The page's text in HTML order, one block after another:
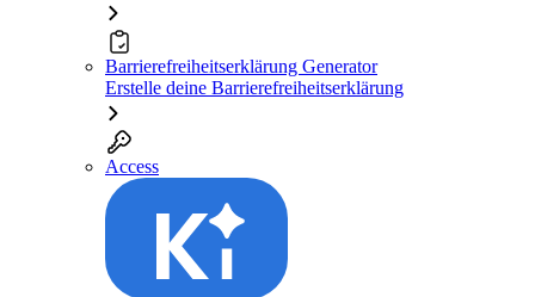
Barrierefreiheitserklärung Generator
Erstelle deine Barrierefreiheitserklärung
Access